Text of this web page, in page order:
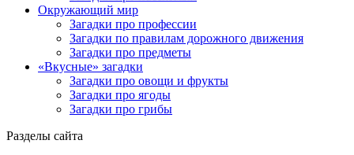
Окружающий мир
Загадки про профессии
Загадки по правилам дорожного движения
Загадки про предметы
«Вкусные» загадки
Загадки про овощи и фрукты
Загадки про ягоды
Загадки про грибы
Разделы сайта